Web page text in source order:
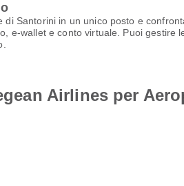
di Santorini in un unico posto e
e-wallet e conto virtuale. Puoi gestire
Airlines per